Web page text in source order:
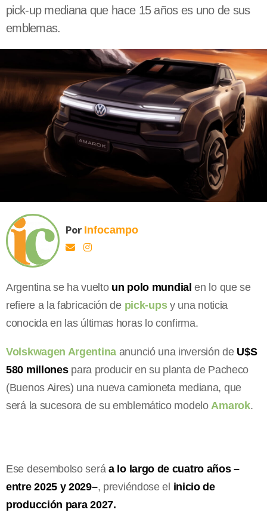
pick-up mediana que hace 15 años es uno de sus
emblemas.
Por Infocampo
Argentina se ha vuelto un polo mundial en lo que se
refiere a la fabricación de pick-upsy una noticia
conocida en las últimas horas lo confirma.
Volskwagen Argentina anunció una inversión deU$S
580 millonespara producir en su planta de Pacheco
(Buenos Aires) una nueva camioneta mediana, que
será la sucesora de su emblemático modelo Amarok.
Ese desembolso será a lo largo de cuatro años –
entre 2025 y 2029–, previéndose el inicio de
producción para 2027.